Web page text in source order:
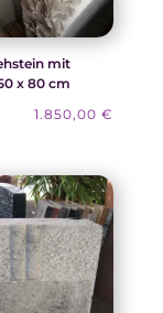
mit
x 80 cm
1.850,00€